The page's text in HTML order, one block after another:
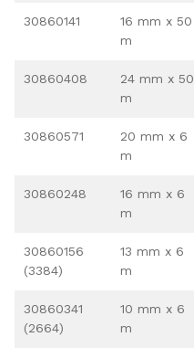
30860141
16 mm x 50
m
30860408
24 mm x 50
m
30860571
20 mm x 6
m
30860248
16 mm x 6
m
30860156
(3384)
13 mm x 6
m
30860341
(2664)
10 mm x 6
m